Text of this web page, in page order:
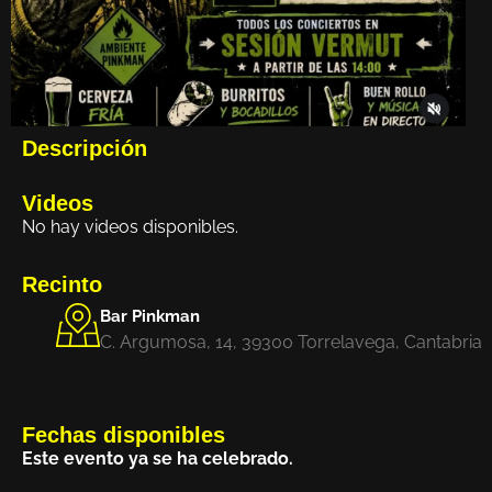
Descripción
Videos
No hay videos disponibles.
Recinto
Bar Pinkman
C. Argumosa, 14, 39300 Torrelavega, Cantabria
Fechas disponibles
Este evento ya se ha celebrado.